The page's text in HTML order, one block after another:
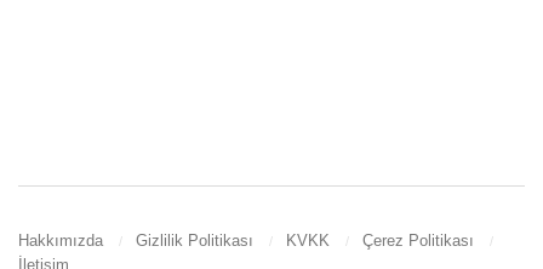
Hakkımızda Gizlilik Politikası KVKK
Çerez Politikası
İletişim